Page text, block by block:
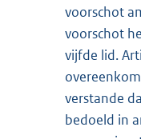
voorschot
voorschot
vijfde lid.
verstande
bedoeld in